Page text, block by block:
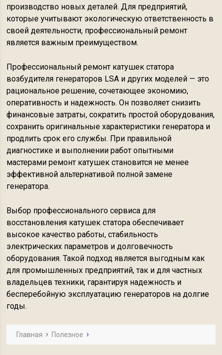
производство новых деталей. Для предприятий,
которые учитывают экологическую ответственность в
своей деятельности, профессиональный ремонт
является важным преимуществом.
Профессиональный ремонт катушек статора
возбудителя генераторов LSA и других моделей — это
рациональное решение, сочетающее экономию,
оперативность и надежность. Он позволяет снизить
финансовые затраты, сократить простой оборудования,
сохранить оригинальные характеристики генератора и
продлить срок его службы. При правильной
диагностике и выполнении работ опытными
мастерами ремонт катушек становится не менее
эффективной альтернативой полной замене
генератора.
Выбор профессионального сервиса для
восстановления катушек статора обеспечивает
высокое качество работы, стабильность
электрических параметров и долговечность
оборудования. Такой подход является выгодным как
для промышленных предприятий, так и для частных
владельцев техники, гарантируя надежность и
бесперебойную эксплуатацию генераторов на долгие
годы.
Главная Полезное